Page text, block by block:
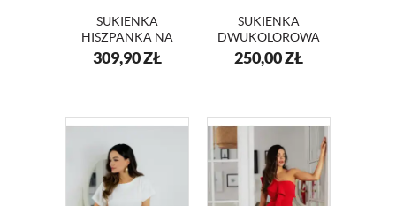
SUKIENKA
HISZPANKA NA
WESELE LAURA
KM339-1
309,90ZŁ
SUKIENKA
DWUKOLOROWA
BIAŁO- RÓŻOWA
LIZA KM337-1
250,00ZŁ